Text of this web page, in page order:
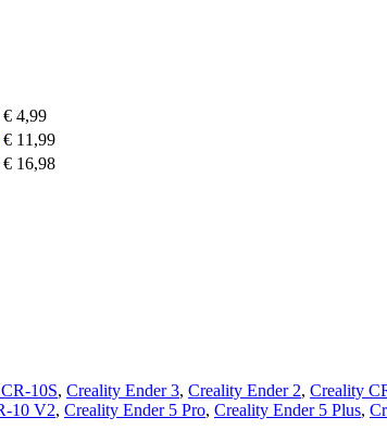
€ 4,99
€ 11,99
€ 16,98
10S, Creality Ender 3, Creality Ender 2, Creality
10 V2, Creality Ender 5 Pro, Creality Ender 5 Plus,